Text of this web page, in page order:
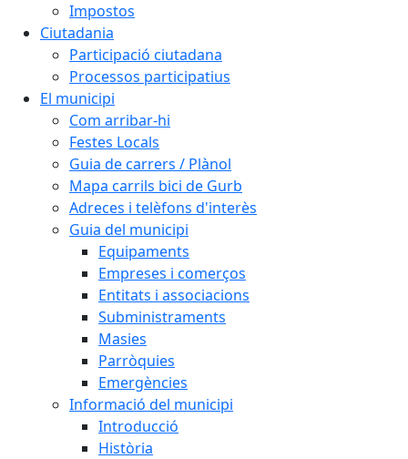
Impostos
Ciutadania
Participació ciutadana
Processos participatius
El municipi
Com arribar-hi
Festes Locals
Guia de carrers / Plànol
Mapa carrils bici de Gurb
Adreces i telèfons d'interès
Guia del municipi
Equipaments
Empreses i comerços
Entitats i associacions
Subministraments
Masies
Parròquies
Emergències
Informació del municipi
Introducció
Història